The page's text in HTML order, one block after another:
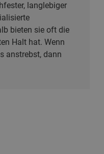
langlebiger
bieten sie oft die
Halt hat. Wenn
anstrebst, dann